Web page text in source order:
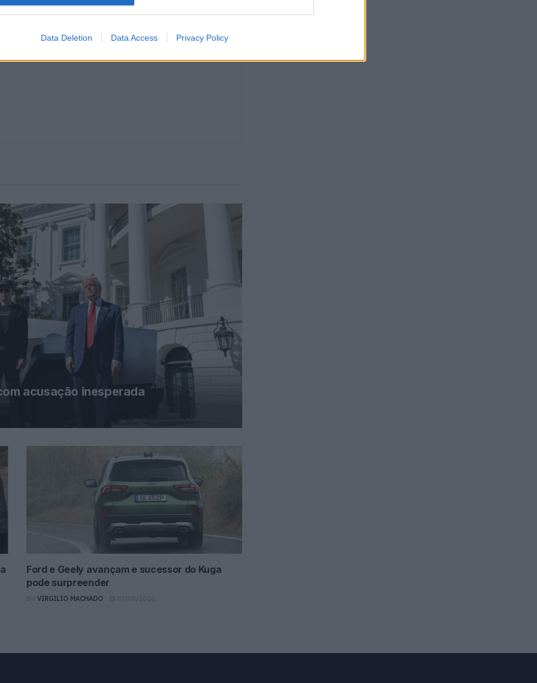
Data Deletion Data Access Privacy Policy
acusação inesperada
Ford e Geely avançam e sucessor do Kuga
pode surpreender
BY VIRGILIO MACHADO 07/08/2026